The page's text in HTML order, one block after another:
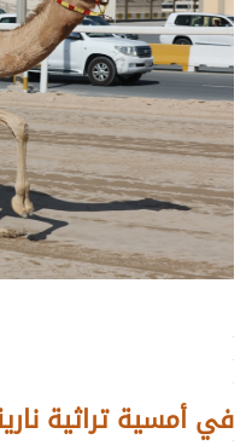
.
.
.
في أمسية تراثية.